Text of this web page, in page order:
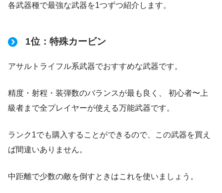
各武器種で最強な武器を1つずつ紹介します。
1位：特殊カービン
アサルトライフル系武器でおすすめな武器です。
精度・射程・装弾数のバランスが最も良く、 初心者〜上
級者まで全プレイヤーが使える万能武器です。
ランク1でも購入することができるので、この武器を買え
ば間違いありません。
中距離で少数の敵を倒すときはこれを使いましょう。